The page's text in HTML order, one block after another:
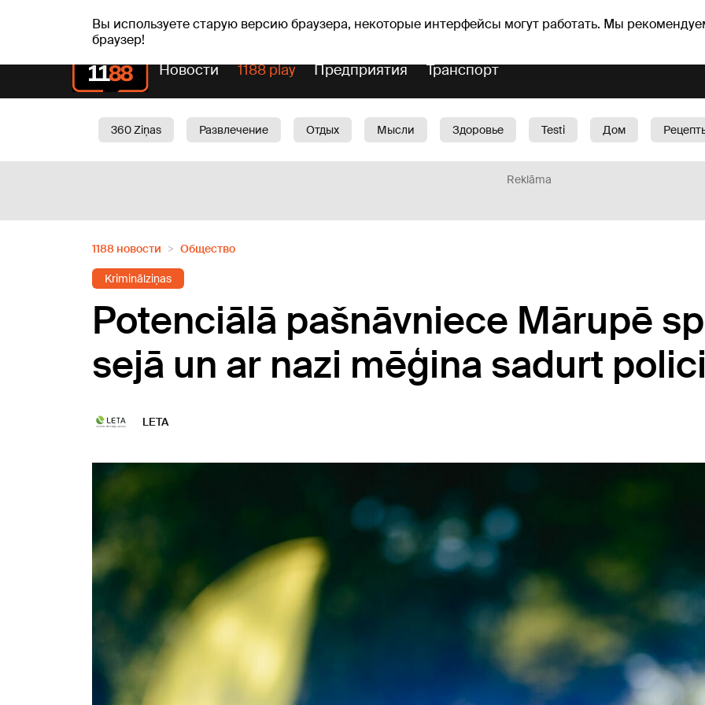
Вы используете старую версию браузера, некоторые интерфейсы могут работать. Мы
браузер!
сб, 08.08.2026. +19°C Mudīte, Vladislava, Vladislavs Прогноз погоды Гороскопы
Новости 1188 play Предприятия Транспорт
360 Ziņas Развлечение Отдых Мысли Здоровье Testi Дом
Reklāma
1188 новости Oбщество
Kriminālziņas
Potenciālā pašnāvniece Mārupē
sejā un ar nazi mēģina sadurt
LETA